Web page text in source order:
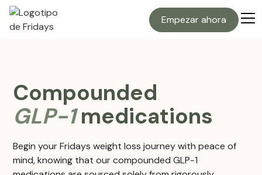
Empezar ahora
Compounded
GLP-1 medications
Begin your Fridays weight loss journey with peace of
mind, knowing that our compounded GLP-1